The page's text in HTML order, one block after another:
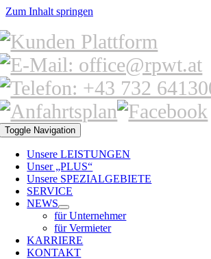
Zum Inhalt springen
Toggle Navigation
Unsere LEISTUNGEN
Unser „PLUS“
Unsere SPEZIALGEBIETE
SERVICE
NEWS
für Unternehmer
für Vermieter
KARRIERE
KONTAKT